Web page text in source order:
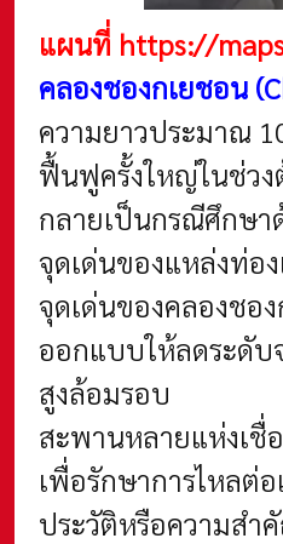
แผนที่ https://
คลองชองกเยชอน
ความยาวประมาณ
ฟื้นฟูครั้งใหญ่ในช่วง
กลายเป็นกรณีศึกษา
จุดเด่นของแหล่งท่อง
จุดเด่นของคลองชอ
ออกแบบให้ลดระดับ
สูงล้อมรอบ
สะพานหลายแห่งเชื่
เพื่อรักษาการไหลต่
ประวัติหรือความสำ